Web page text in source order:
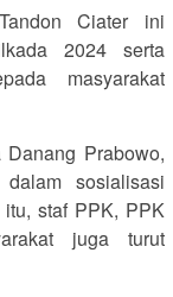
Ciater ini
2024 serta
masyarakat
Prabowo,
sosialisasi
staf PPK, PPK
juga turut